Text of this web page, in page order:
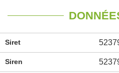
Siret
Siren